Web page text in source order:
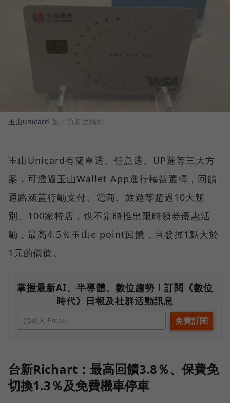
玉山unicard 圖／ 許靜之攝影
玉山Unicard有簡單選、任意選、UP選等三大方
案，可透過玉山Wallet App進行權益選擇，回饋
通路涵蓋行動支付、電商、旅遊等超過10大類
別、100家特店，也不定時推出限時領券優惠活
動，最高4.5％玉山e point回饋，且發揮1點大於
1元的價值。
掌握最新AI、半導體、數位趨勢！訂閱《數位
時代》日報及社群活動訊息
台新Richart：最高回饋3.8％、保費免
切換1.3％及免費機車停車